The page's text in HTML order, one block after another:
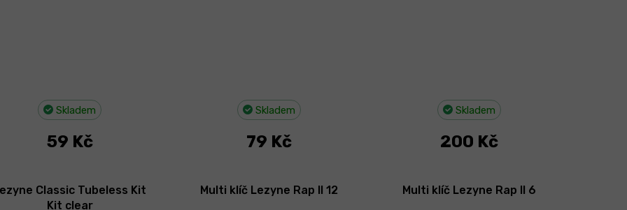
Skladem
59 Kč
Skladem
79 Kč
Skladem
200 Kč
Classic Tubeless Kit
Kit clear
Multi klíč Lezyne Rap II 12 Multi klíč Lezyne Rap II 6